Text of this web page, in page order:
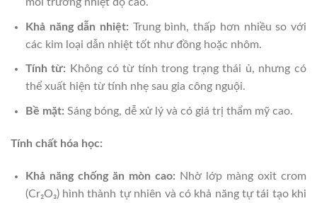
môi trường nhiệt độ cao.
Khả năng dẫn nhiệt: Trung bình, thấp hơn nhiều so với
các kim loại dẫn nhiệt tốt như đồng hoặc nhôm.
Tính từ: Không có từ tính trong trạng thái ủ, nhưng có
thể xuất hiện từ tính nhẹ sau gia công nguội.
Bề mặt: Sáng bóng, dễ xử lý và có giá trị thẩm mỹ cao.
Tính chất hóa học:
Khả năng chống ăn mòn cao: Nhờ lớp màng oxit crom
(Cr₂O₃) hình thành tự nhiên và có khả năng tự tái tạo khi